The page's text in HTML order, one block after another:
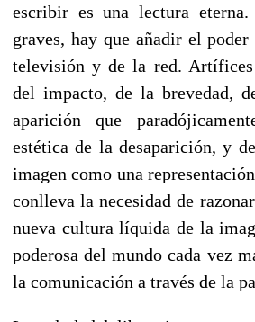
escribir es una lectura
graves, hay que añadir el
televisión y de la red.
del impacto, de la brevedad,
aparición que
estética de la desaparición, y
imagen como una
conlleva la necesidad de
nueva cultura líquida de la
poderosa del mundo cada vez
la comunicación a través de la